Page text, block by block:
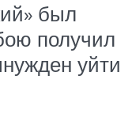
был
получил
уйти